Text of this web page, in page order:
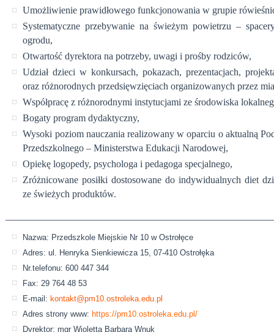
Umożliwienie prawidłowego funkcjonowania w grupie
Systematyczne przebywanie na świeżym powietrzu –
ogrodu,
Otwartość dyrektora na potrzeby, uwagi i prośby rodziców,
Udział dzieci w konkursach, pokazach, prezentacjach,
oraz różnorodnych przedsięwzięciach organizowanych przez
Współpracę z różnorodnymi instytucjami ze środowiska
Bogaty program dydaktyczny,
Wysoki poziom nauczania realizowany w oparciu o aktualną
Przedszkolnego – Ministerstwa Edukacji Narodowej,
Opiekę logopedy, psychologa i pedagoga specjalnego,
Zróżnicowane posiłki dostosowane do indywidualnych diet
ze świeżych produktów.
Nazwa: Przedszkole Miejskie Nr 10 w Ostrołęce
Adres: ul. Henryka Sienkiewicza 15, 07-410 Ostrołęka
Nr.telefonu: 600 447 344
Fax: 29 764 48 53
E-mail: kontakt@pm10.ostroleka.edu.pl
Adres strony www: https://pm10.ostroleka.edu.pl/
Dyrektor: mgr Wioletta Barbara Wnuk